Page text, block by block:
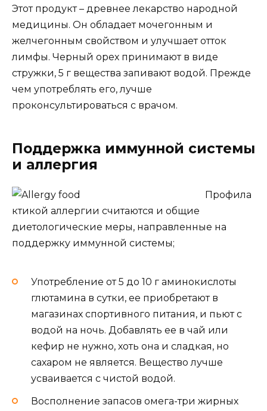
Этот продукт – древнее лекарство народной
медицины. Он обладает мочегонным и
желчегонным свойством и улучшает отток
лимфы. Черный орех принимают в виде
стружки, 5 г вещества запивают водой. Прежде
чем употреблять его, лучше
проконсультироваться с врачом.
Поддержка иммунной системы
и аллергия
Профила
ктикой аллергии считаются и общие
диетологические меры, направленные на
поддержку иммунной системы;
Употребление от 5 до 10 г аминокислоты
глютамина в сутки, ее приобретают в
магазинах спортивного питания, и пьют с
водой на ночь. Добавлять ее в чай или
кефир не нужно, хоть она и сладкая, но
сахаром не является. Вещество лучше
усваивается с чистой водой.
Восполнение запасов омега-три жирных